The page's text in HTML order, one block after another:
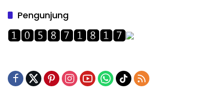
Pengunjung